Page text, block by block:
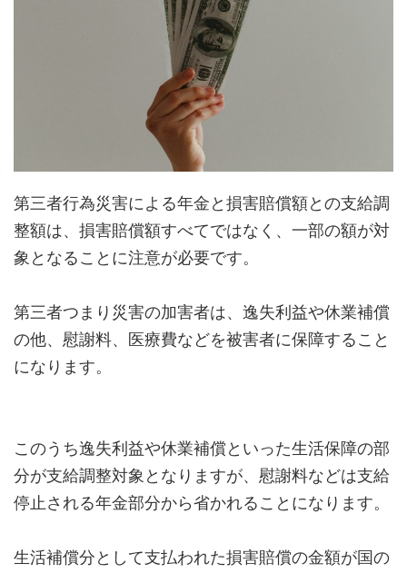
第三者行為災害による年金と損害賠償額との支給調
整額は、損害賠償額すべてではなく、一部の額が対
象となることに注意が必要です。
第三者つまり災害の加害者は、逸失利益や休業補償
の他、慰謝料、医療費などを被害者に保障すること
になります。
このうち逸失利益や休業補償といった生活保障の部
分が支給調整対象となりますが、慰謝料などは支給
停止される年金部分から省かれることになります。
生活補償分として支払われた損害賠償の金額が国の